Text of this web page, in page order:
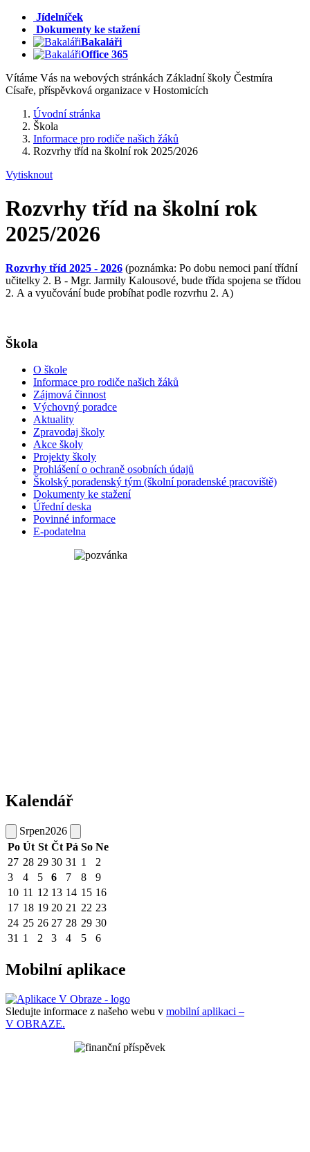
Jídelníček
Dokumenty ke stažení
Bakaláři
Office 365
Vítáme Vás na webových stránkách Základní školy Čestmíra
Císaře, příspěvková organizace v Hostomicích
Úvodní stránka
Škola
Informace pro rodiče našich žáků
Rozvrhy tříd na školní rok 2025/2026
Vytisknout
Rozvrhy tříd na školní rok
2025/2026
Rozvrhy tříd 2025 - 2026 (poznámka: Po dobu nemoci paní třídní
učitelky 2. B - Mgr. Jarmily Kalousové, bude třída spojena se třídou
2. A a vyučování bude probíhat podle rozvrhu 2. A)
Škola
O škole
Informace pro rodiče našich žáků
Zájmová činnost
Výchovný poradce
Aktuality
Zpravodaj školy
Akce školy
Projekty školy
Prohlášení o ochraně osobních údajů
Školský poradenský tým (školní poradenské pracoviště)
Dokumenty ke stažení
Úřední deska
Povinné informace
E-podatelna
Kalendář
Srpen2026
Po Út St Čt Pá So Ne
27 28 29 30 31 1
2
3
4 5 6 7 8
9
10 11 12 13 14 15 16
17 18 19 20 21 22 23
24 25 26 27 28 29 30
31 1 2 3 4 5 6
Mobilní aplikace
Sledujte informace z našeho webu v mobilní aplikaci –
V OBRAZE.